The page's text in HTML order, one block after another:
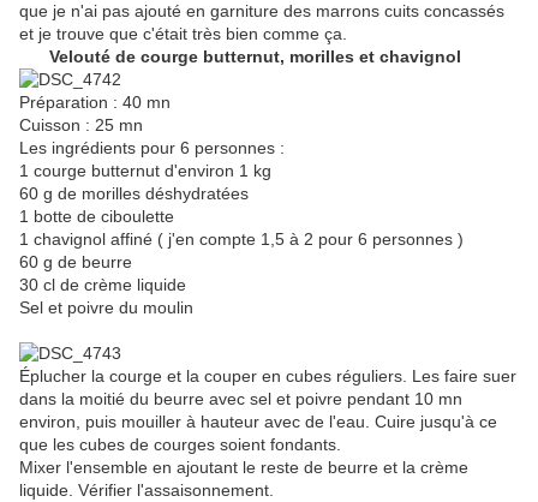
que je n'ai pas ajouté en garniture des marrons cuits concassés
et je trouve que c'était très bien comme ça.
Velouté de courge butternut, morilles et chavignol
Préparation : 40 mn
Cuisson : 25 mn
Les ingrédients pour 6 personnes :
1 courge butternut d'environ 1 kg
60 g de morilles déshydratées
1 botte de ciboulette
1 chavignol affiné ( j'en compte 1,5 à 2 pour 6 personnes )
60 g de beurre
30 cl de crème liquide
Sel et poivre du moulin
Éplucher la courge et la couper en cubes réguliers. Les faire suer
dans la moitié du beurre avec sel et poivre pendant 10 mn
environ, puis mouiller à hauteur avec de l'eau. Cuire jusqu'à ce
que les cubes de courges soient fondants.
Mixer l'ensemble en ajoutant le reste de beurre et la crème
liquide. Vérifier l'assaisonnement.